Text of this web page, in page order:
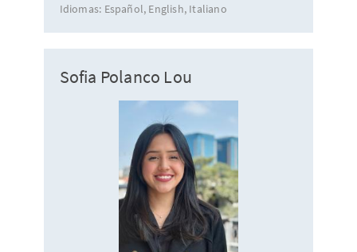
Idiomas: Español English Italiano
Sofia Polanco Lou